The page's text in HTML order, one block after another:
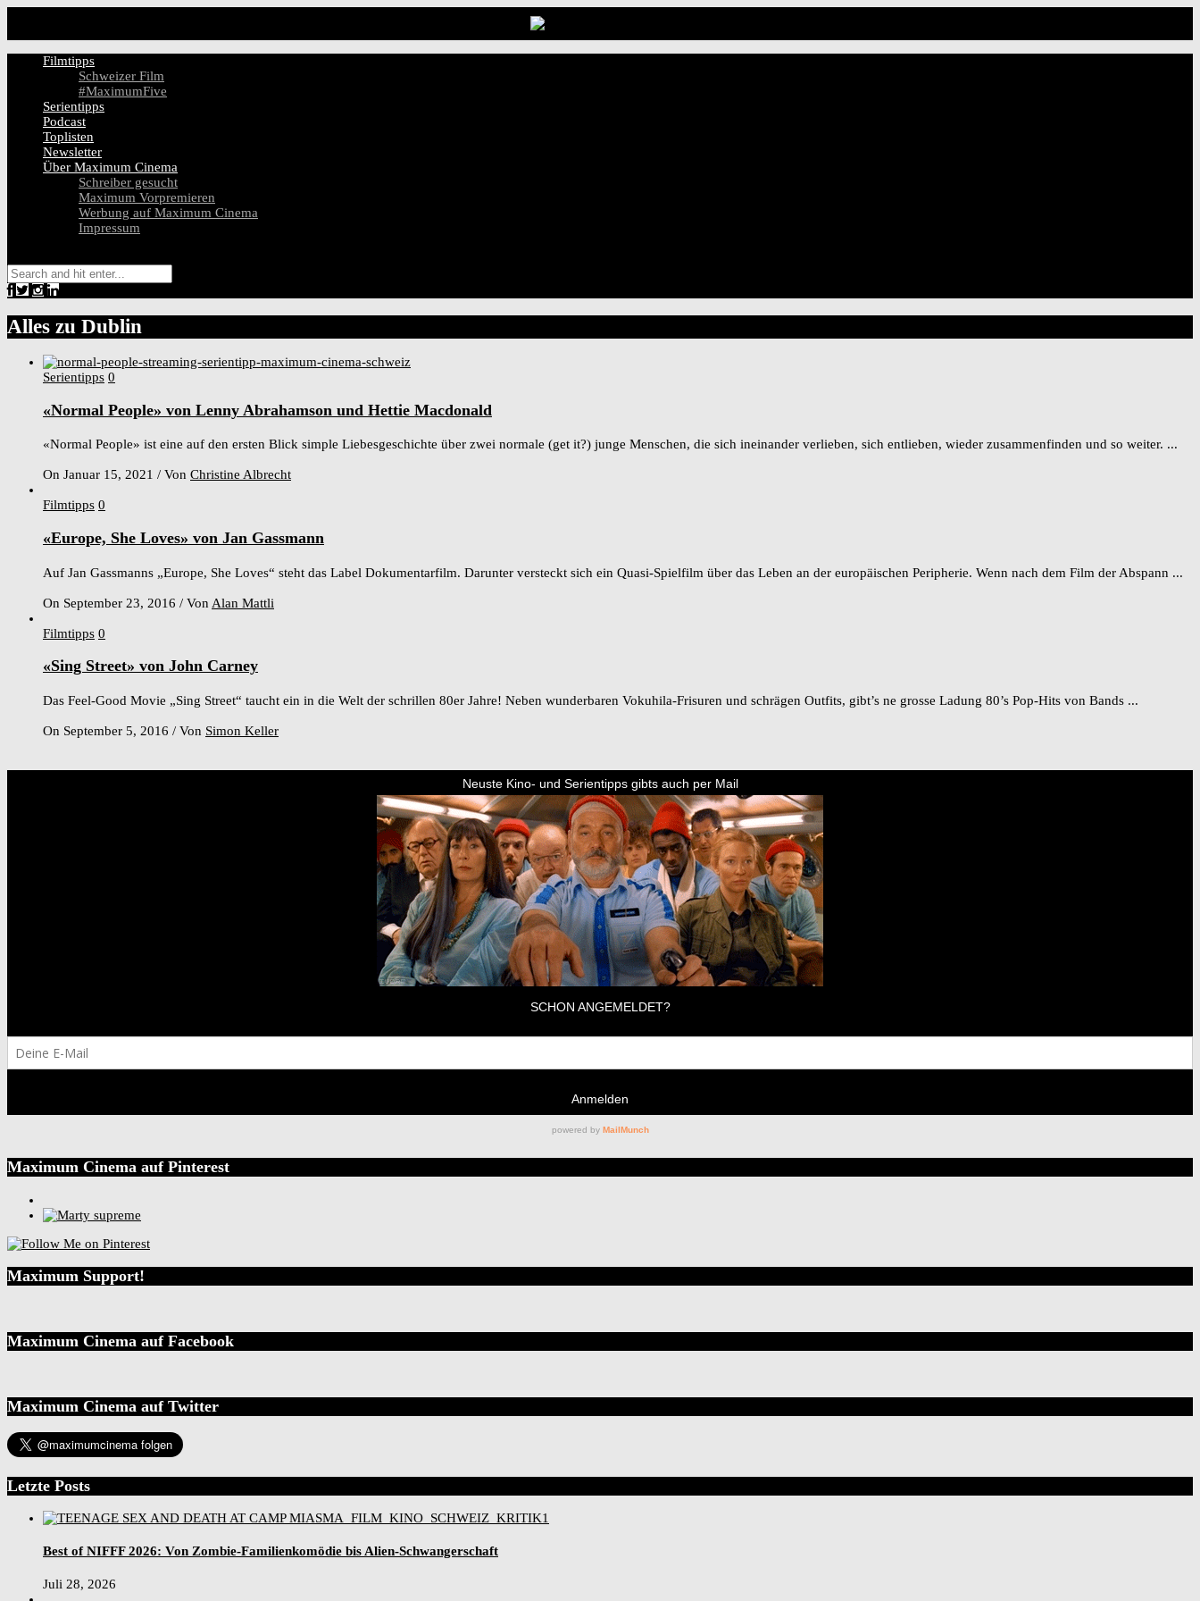
Filmtipps
Schweizer Film
#MaximumFive
Serientipps
Podcast
Toplisten
Newsletter
Über Maximum Cinema
Schreiber gesucht
Maximum Vorpremieren
Werbung auf Maximum Cinema
Impressum
Alles zu Dublin
Serientipps 0
«Normal People» von Lenny Abrahamson und Hettie Macdonald
«Normal People» ist eine auf den ersten Blick simple Liebesgeschichte über zwei normale (get it?) junge Menschen, die sich ineinander verlieben, sich entlieben, wieder zusammenfinden und so weiter. ...
On Januar 15, 2021 / Von Christine Albrecht
Filmtipps 0
«Europe, She Loves» von Jan Gassmann
Auf Jan Gassmanns „Europe, She Loves“ steht das Label Dokumentarfilm. Darunter versteckt sich ein Quasi-Spielfilm über das Leben an der europäischen Peripherie. Wenn nach dem Film der Abspann ...
On September 23, 2016 / Von Alan Mattli
Filmtipps 0
«Sing Street» von John Carney
Das Feel-Good Movie „Sing Street“ taucht ein in die Welt der schrillen 80er Jahre! Neben wunderbaren Vokuhila-Frisuren und schrägen Outfits, gibt’s ne grosse Ladung 80’s Pop-Hits von Bands ...
On September 5, 2016 / Von Simon Keller
Maximum Cinema auf Pinterest
Maximum Support!
Maximum Cinema auf Facebook
Maximum Cinema auf Twitter
Letzte Posts
Best of NIFFF 2026: Von Zombie-Familienkomödie bis Alien-Schwangerschaft
Juli 28, 2026